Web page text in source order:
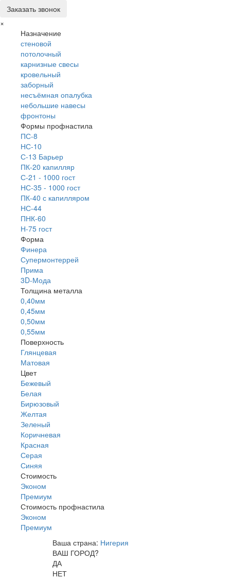
Заказать звонок
×
Назначение
стеновой
потолочный
карнизные свесы
кровельный
заборный
несъёмная опалубка
небольшие навесы
фронтоны
Формы профнастила
ПС-8
НС-10
С-13 Барьер
ПК-20 капилляр
С-21 - 1000 гост
НС-35 - 1000 гост
ПК-40 с капилляром
НС-44
ПНК-60
Н-75 гост
Форма
Финера
Супермонтеррей
Прима
3D-Мода
Толщина металла
0,40мм
0,45мм
0,50мм
0,55мм
Поверхность
Глянцевая
Матовая
Цвет
Бежевый
Белая
Бирюзовый
Желтая
Зеленый
Коричневая
Красная
Серая
Синяя
Стоимость
Эконом
Премиум
Стоимость профнастила
Эконом
Премиум
Ваша страна: Нигерия
ВАШ ГОРОД?
ДА
НЕТ